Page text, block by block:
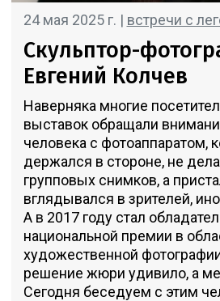
24 мая 2025 г. | встречи с
Скульптор-
Евгений Колчев
Наверняка многие
выставок обращали
человека с фотоаппаратом,
держался в стороне, не
групповых снимков, а
вглядывался в зрителей,
А в 2017 году стал
национальной премии в
художественной
решение жюри удивило, а
Сегодня беседуем с этим